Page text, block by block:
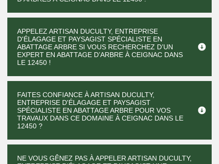
APPELEZ ARTISAN DUCULTY, ENTREPRISE
D'ÉLAGAGE ET PAYSAGIST SPÉCIALISTE EN
ABATTAGE ARBRE SI VOUS RECHERCHEZ D’UN
EXPERT EN ABATTAGE D’ARBRE À CEIGNAC DANS
LE 12450 !
FAITES CONFIANCE À ARTISAN DUCULTY,
ENTREPRISE D'ÉLAGAGE ET PAYSAGIST
SPÉCIALISTE EN ABATTAGE ARBRE POUR VOS
TRAVAUX DANS CE DOMAINE À CEIGNAC DANS LE
12450 ?
NE VOUS GÊNEZ PAS À APPELER ARTISAN DUCULTY,